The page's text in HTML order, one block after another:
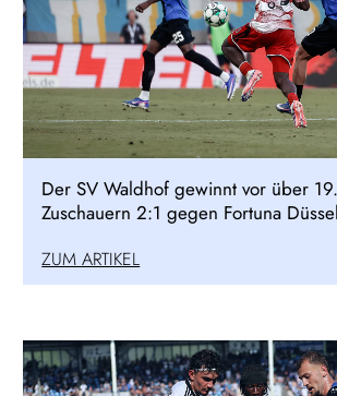
Der SV Waldhof gewinnt vor über
Zuschauern 2:1 gegen Fortuna
ZUM ARTIKEL